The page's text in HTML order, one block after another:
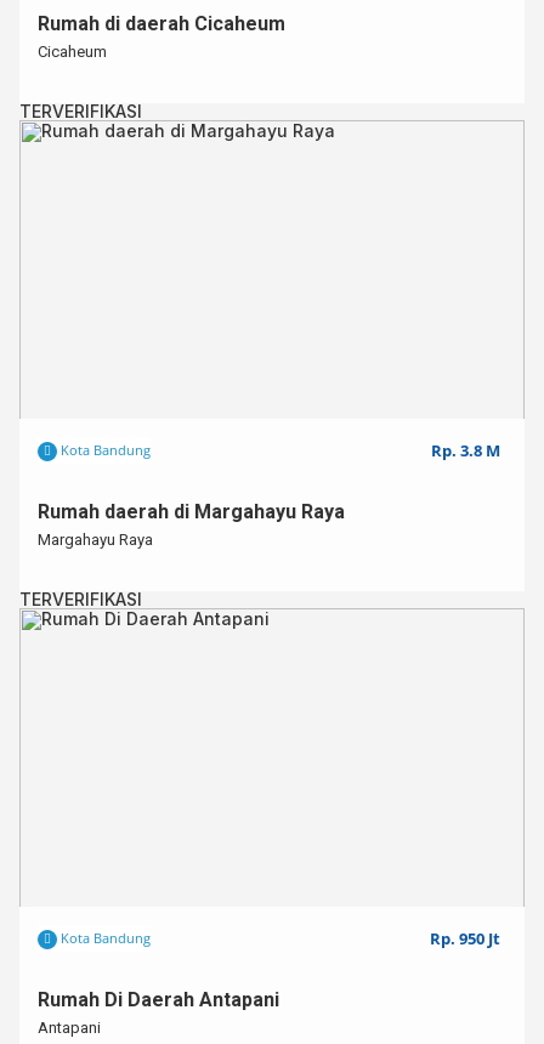
Rumah di daerah Cicaheum
Cicaheum
TERVERIFIKASI
Kota Bandung Rp. 3.8 M
Rumah daerah di Margahayu Raya
Margahayu Raya
TERVERIFIKASI
Kota Bandung Rp. 950 Jt
Rumah Di Daerah Antapani
Antapani